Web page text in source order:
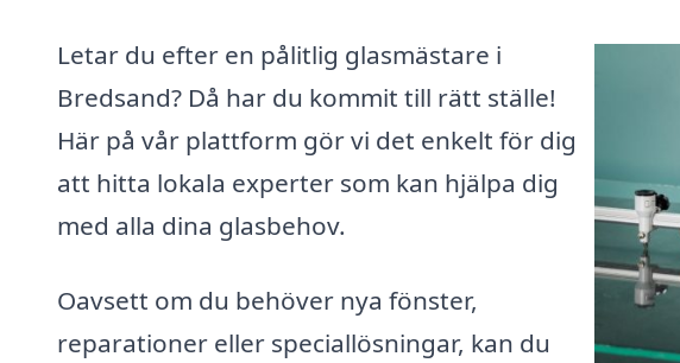
Letar du efter en pålitlig glasmästare i
Bredsand? Då har du kommit till rätt ställe!
Här på vår plattform gör vi det enkelt för dig
att hitta lokala experter som kan hjälpa dig
med alla dina glasbehov.
Oavsett om du behöver nya fönster,
reparationer eller speciallösningar, kan du